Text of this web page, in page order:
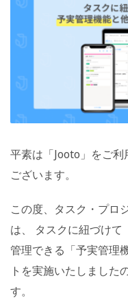
平素は「Jooto」をご
ございます。
この度、タスク・プロ
は、 タスクに紐づけて
管理できる「予実管理
トを実施いたしました
す。